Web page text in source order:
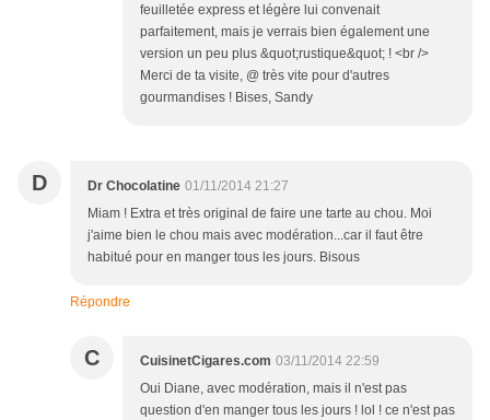
feuilletée express et légère lui convenait
parfaitement, mais je verrais bien également une
version un peu plus &quot;rustique&quot; ! <br />
Merci de ta visite, @ très vite pour d'autres
gourmandises ! Bises, Sandy
D Dr Chocolatine 01/11/2014 21:27
Miam ! Extra et très original de faire une tarte au chou. Moi
j'aime bien le chou mais avec modération...car il faut être
habitué pour en manger tous les jours. Bisous
Répondre
C CuisinetCigares.com 03/11/2014 22:59
Oui Diane, avec modération, mais il n'est pas
question d'en manger tous les jours ! lol ! ce n'est pas